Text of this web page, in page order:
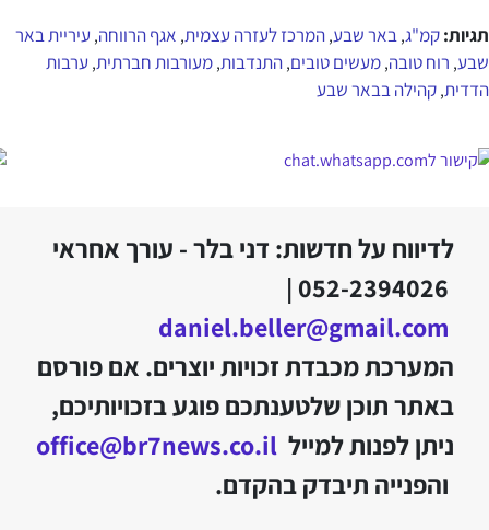
תגיות:קמ"ג,באר שבע,המרכז לעזרה עצמית, אגף הרווחה, עיריית באר
שבע, רוח טובה,מעשים טובים,התנדבות,מעורבות חברתית, ערבות
הדדית,קהילה בבאר שבע
לדיווח על חדשות: דני בלר - עורך אחראי
052-2394026 |
daniel.beller@gmail.com
המערכת מכבדת זכויות יוצרים. אם פורסם
באתר תוכן שלטענתכם פוגע בזכויותיכם,
ניתן לפנות למייל office@br7news.co.il
והפנייה תיבדק בהקדם.